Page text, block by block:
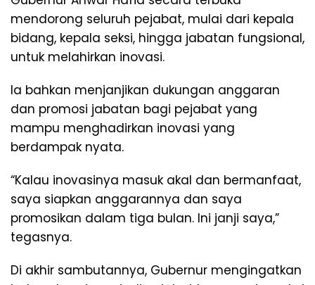
mendorong seluruh pejabat, mulai dari kepala
bidang, kepala seksi, hingga jabatan fungsional,
untuk melahirkan inovasi.
Ia bahkan menjanjikan dukungan anggaran
dan promosi jabatan bagi pejabat yang
mampu menghadirkan inovasi yang
berdampak nyata.
“Kalau inovasinya masuk akal dan bermanfaat,
saya siapkan anggarannya dan saya
promosikan dalam tiga bulan. Ini janji saya,”
tegasnya.
Di akhir sambutannya, Gubernur mengingatkan